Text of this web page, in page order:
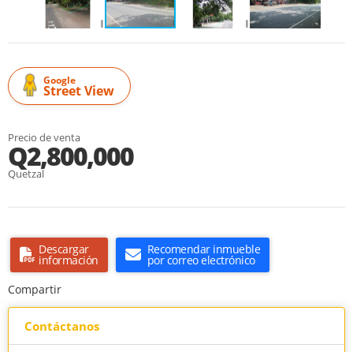
Google
Street View
Precio de venta
Q2,800,000
Quetzal
Descargar
información
Recomendar inmueble
por correo electrónico
Compartir
Contáctanos